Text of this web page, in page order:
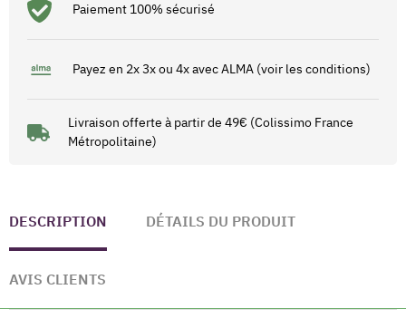
Paiement 100% sécurisé
Payez en 2x 3x ou 4x avec ALMA (voir les conditions)
Livraison offerte à partir de 49€ (Colissimo France
Métropolitaine)
DESCRIPTION DÉTAILS DU PRODUIT
AVIS CLIENTS